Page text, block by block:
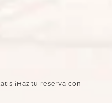
¡Haz tu reserva con